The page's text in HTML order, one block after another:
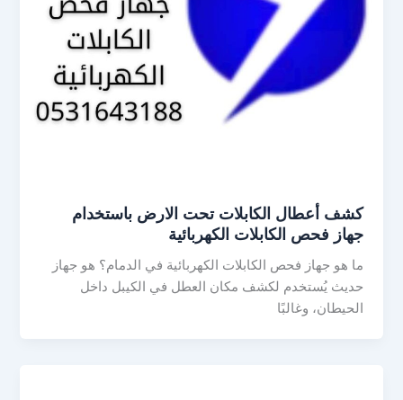
كشف أعطال الكابلات تحت الارض باستخدام
جهاز فحص الكابلات الكهربائية
ما هو جهاز فحص الكابلات الكهربائية في الدمام؟ هو جهاز
حديث يُستخدم لكشف مكان العطل في الكيبل داخل
الحيطان، وغالبًا